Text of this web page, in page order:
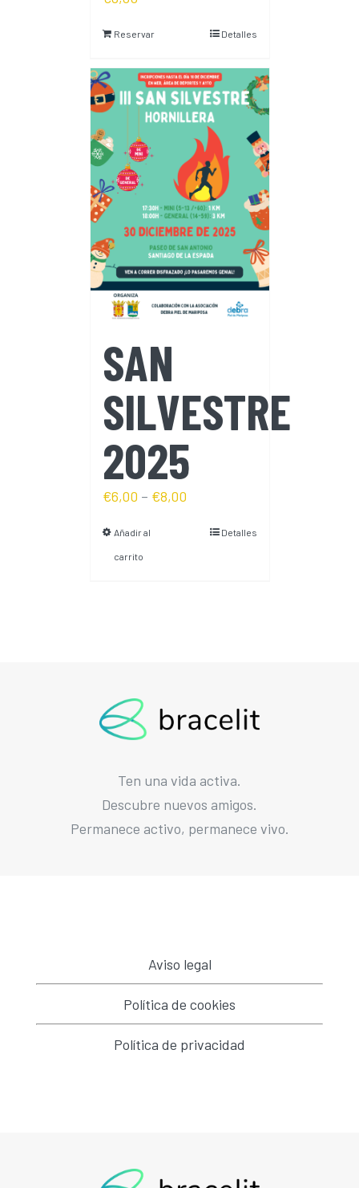
Reservar Detalles
SAN
SILVESTRE
2025
€6,00 – €8,00
Añadir al
carrito
Detalles
Ten una vida activa.
Descubre nuevos amigos.
Permanece activo, permanece vivo.
Aviso legal
Política de cookies
Política de privacidad